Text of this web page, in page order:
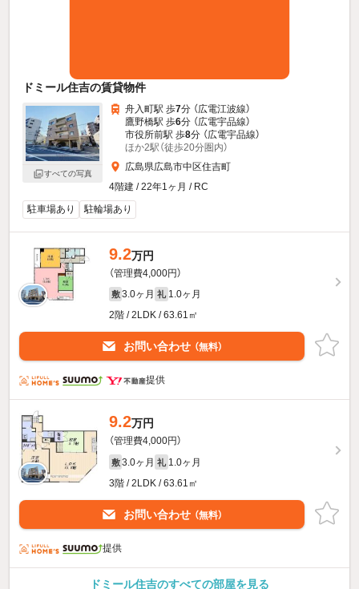
ドミール住吉の賃貸物件
すべての写真
舟入町駅 歩7分 （広電江波線）
鷹野橋駅 歩6分 （広電宇品線）
市役所前駅 歩8分 （広電宇品線）
ほか2駅（徒歩20分圏内）
広島県広島市中区住吉町
4階建 / 22年1ヶ月 / RC
駐車場あり
駐輪場あり
9.2万円
（管理費4,000円）
敷 3.0ヶ月 礼 1.0ヶ月
2階 / 2LDK / 63.61㎡
お問い合わせ （無料）
提供
9.2万円
（管理費4,000円）
敷 3.0ヶ月 礼 1.0ヶ月
3階 / 2LDK / 63.61㎡
お問い合わせ （無料）
提供
ドミール住吉のすべての部屋を見る